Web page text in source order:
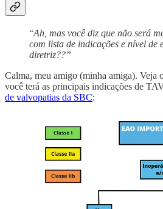
“Ah, mas você diz que não será
com lista de indicações e nível de
diretriz??”
Calma, meu amigo (minha amiga). Veja
você terá as principais indicações de
de valvopatias da SBC: